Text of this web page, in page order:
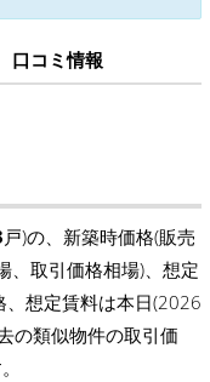
口コミ情報
戸)の、新築時価格(販売
、取引価格相場)、想定
想定賃料は本日(2026
の類似物件の取引価